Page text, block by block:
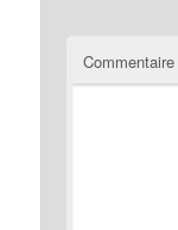
Commentaire